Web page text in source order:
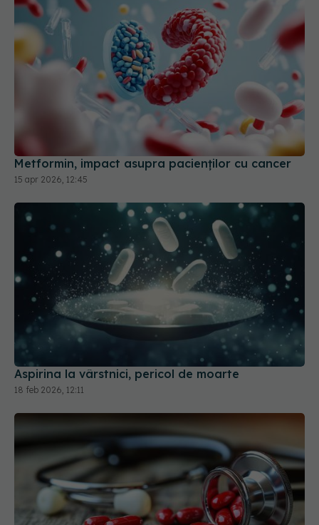
Metformin, impact asupra pacienților cu cancer
15 apr 2026, 12:45
Aspirina la vârstnici, pericol de moarte
18 feb 2026, 12:11